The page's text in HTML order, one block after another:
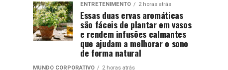
ENTRETENIMENTO 2 horas atrás
Essas duas ervas aromáticas
são fáceis de plantar em vasos
e rendem infusões calmantes
que ajudam a melhorar o sono
de forma natural
MUNDO CORPORATIVO 2 horas atrás